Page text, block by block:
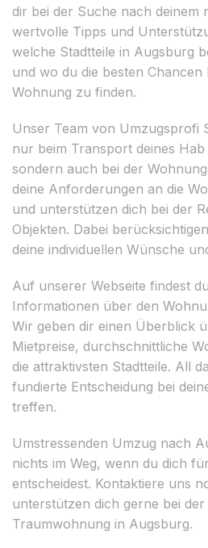
dir bei der Suche nach deinem
wertvolle Tipps und
welche Stadtteile in Augsburg
und wo du die besten Chancen
Wohnung zu finden.
Unser Team von Umzugsprofi
nur beim Transport deines
sondern auch bei der
deine Anforderungen an die
und unterstützen dich bei der
Objekten. Dabei
deine individuellen Wünsche
Auf unserer Webseite findest
Informationen über den
Wir geben dir einen Überblick
Mietpreise, durchschnittliche
die attraktivsten Stadtteile. All
fundierte Entscheidung bei
treffen.
Umstressenden Umzug nach
nichts im Weg, wenn du dich
entscheidest. Kontaktiere uns
unterstützen dich gerne bei
Traumwohnung in Augsburg.